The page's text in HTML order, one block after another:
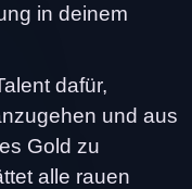
in deinem
dafür,
und aus
Gold zu
alle rauen